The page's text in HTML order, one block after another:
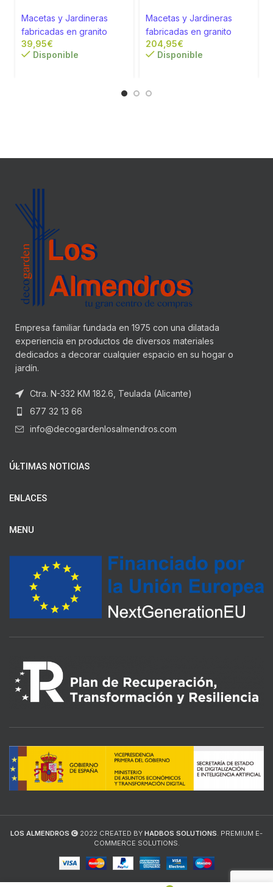
Macetas y Jardineras
fabricadas en granito
€
Disponible
Macetas y Jardineras
fabricadas en granito
€
Disponible
Empresa familiar fundada en 1975 con una dilatada
experiencia en productos de diversos materiales
dedicados a decorar cualquier espacio en su hogar o
jardín.
Ctra. N-332 KM 182.6, Teulada (Alicante)
677 32 13 66
info@decogardenlosalmendros.com
ÚLTIMAS NOTICIAS
ENLACES
MENU
LOS ALMENDROS 2022 CREATED BY HADBOS SOLUTIONS . PREMIUM E-
COMMERCE SOLUTIONS.